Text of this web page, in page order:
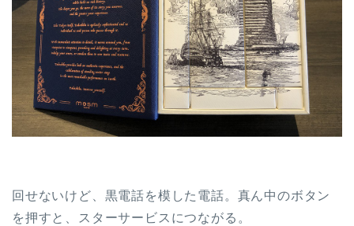
回せないけど、黒電話を模した電話。真ん中のボタン
を押すと、スターサービスにつながる。